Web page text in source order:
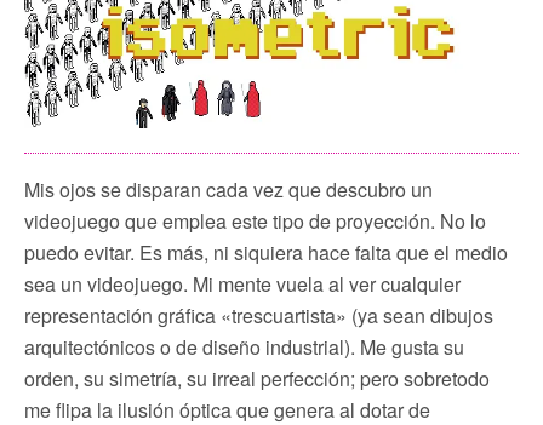
Mis ojos se disparan cada vez que descubro un
videojuego que emplea este tipo de proyección. No lo
puedo evitar. Es más, ni siquiera hace falta que el medio
sea un videojuego. Mi mente vuela al ver cualquier
representación gráfica «trescuartista» (ya sean dibujos
arquitectónicos o de diseño industrial). Me gusta su
orden, su simetría, su irreal perfección; pero sobretodo
me flipa la ilusión óptica que genera al dotar de